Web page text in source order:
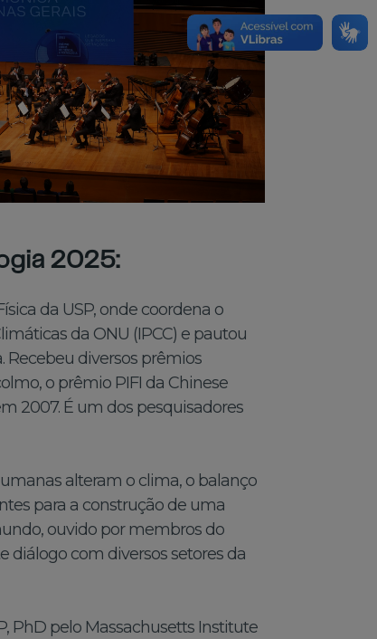
2025:
da USP, onde coordena o
da ONU (IPCC) e pautou
diversos prêmios
o prêmio PIFI da Chinese
2007. É um dos pesquisadores
alteram o clima, o balanço
para a construção de uma
ouvido por membros do
diálogo com diversos setores da
PhD pelo Massachusetts Institute